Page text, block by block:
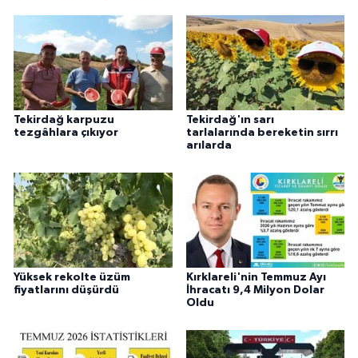
Tekirdağ karpuzu
tezgâhlara çıkıyor
Tekirdağ'ın sarı
tarlalarında bereketin sırrı
arılarda
Yüksek rekolte üzüm
fiyatlarını düşürdü
Kırklareli'nin Temmuz Ayı
İhracatı 9,4 Milyon Dolar
Oldu